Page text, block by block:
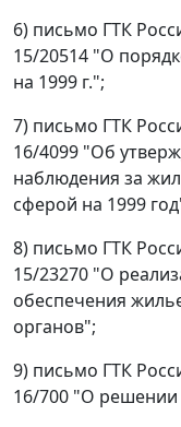
6) письмо ГТК
15/20514 "О
на 1999 г.";
7) письмо ГТК
16/4099 "Об
наблюдения за
сферой на 1999
8) письмо ГТК
15/23270 "О
обеспечения
органов";
9) письмо ГТК
16/700 "О